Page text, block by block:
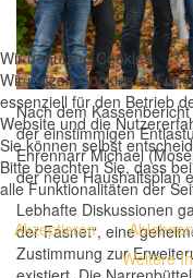
Nach dem Kassenbericht
dereinstimmigen
EhrennarrMichael
derneueHaushaltsplan
Lebhafte Diskussionen
der Fasnet“, eine
Zustimmung zur
Wir benutzen Cookies
Wir nutzen Cookies auf
essenziell für den Betrieb
Website und die
Sie können selbst
Bitte beachten Sie, dass
alle Funktionalitäten der
Akzeptieren
Ablehnen
Weitere